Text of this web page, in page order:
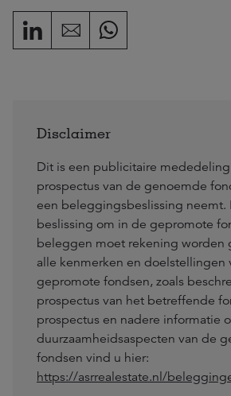
Disclaimer
Dit is een publicitaire
prospectus van de genoemde
een beleggingsbeslissing neemt.
beslissing om in de gepromote
beleggen moet rekening worden
alle kenmerken en doelstellingen
gepromote fondsen, zoals
prospectus van het betreffende
prospectus en nadere informatie
duurzaamheidsaspecten van de
fondsen vind u hier:
https://asrrealestate.nl/